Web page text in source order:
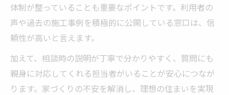
体制が整っていることも重要なポイントです。利用者の
声や過去の施工事例を積極的に公開している窓口は、信
頼性が高いと言えます。
加えて、相談時の説明が丁寧で分かりやすく、質問にも
親身に対応してくれる担当者がいることが安心につなが
ります。家づくりの不安を解消し、理想の住まいを実現